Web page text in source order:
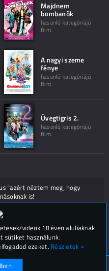
Majdnem
bombanők
hasonló kategóriájú
film
A nagyi szeme
fénye
hasonló kategóriájú
film
Üvegtigris 2.
hasonló kategóriájú
film
"azért néztem meg, hogy
is!
(
Kapcsolat, impresszum
videók 18 éven aluliaknak
sütiket használunk.
ezeket. Részletek »